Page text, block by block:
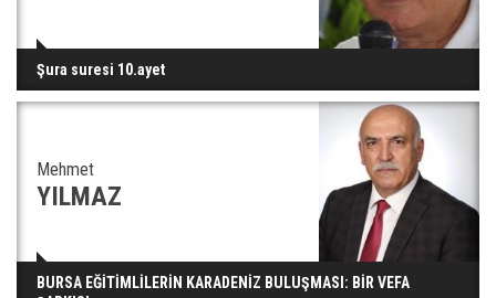
Şura suresi 10.ayet
Mehmet
YILMAZ
BURSA EĞİTİMLİLERİN KARADENİZ BULUŞMASI: BİR VEFA